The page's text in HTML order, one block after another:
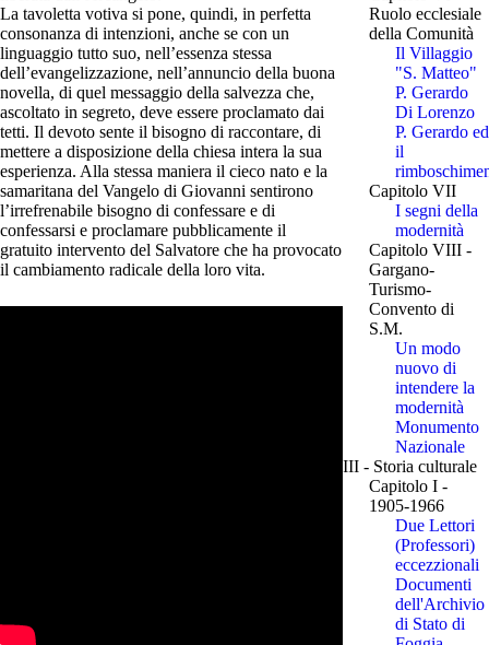
La tavoletta votiva si pone, quindi, in perfetta
consonanza di intenzioni, anche se con un
linguaggio tutto suo, nell’essenza stessa
dell’evangelizzazione, nell’annuncio della buona
novella, di quel messaggio della salvezza che,
ascoltato in segreto, deve essere proclamato dai
tetti. Il devoto sente il bisogno di raccontare, di
mettere a disposizione della chiesa intera la sua
esperienza. Alla stessa maniera il cieco nato e la
samaritana del Vangelo di Giovanni sentirono
l’irrefrenabile bisogno di confessare e di
confessarsi e proclamare pubblicamente il
gratuito intervento del Salvatore che ha provocato
il cambiamento radicale della loro vita.
Ruolo ecclesiale
della Comunità
Il Villaggio
"S. Matteo"
P. Gerardo
Di Lorenzo
P. Gerardo ed
il
Capitolo VII
I segni della
modernità
Capitolo VIII -
Gargano-
Turismo-
Convento di
S.M.
Un modo
nuovo di
intendere la
modernità
Monumento
Nazionale
III - Storia culturale
Capitolo I -
1905-1966
Due Lettori
(Professori)
eccezzionali
Documenti
dell'Archivio
di Stato di